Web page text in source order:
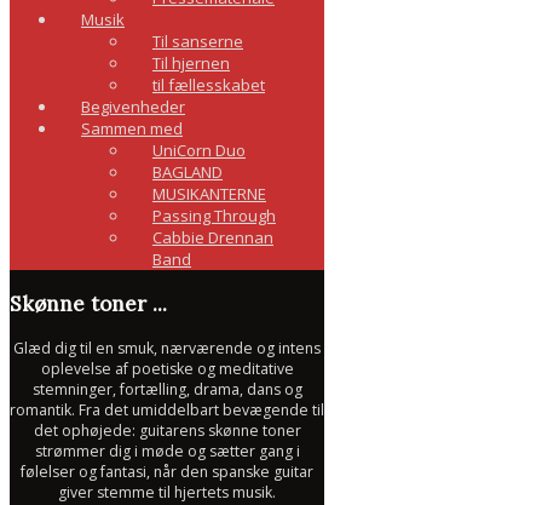
Musik
Til sanserne
Til hjernen
til fællesskabet
Begivenheder
Sammen med
UniCorn Duo
BAGLAND
MUSIKANTERNE
Passing Through
Cabbie Drennan
Band
Skønne toner ...
Glæd dig til en smuk, nærværende og intens
oplevelse af poetiske og meditative
stemninger, fortælling, drama, dans og
romantik. Fra det umiddelbart bevægende til
det ophøjede: guitarens skønne toner
strømmer dig i møde og sætter gang i
følelser og fantasi, når den spanske guitar
giver stemme til hjertets musik.